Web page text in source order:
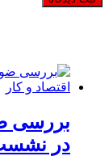
بررسی
در نشست